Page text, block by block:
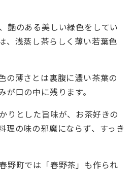
艶のある美しい緑色をしてい
、浅蒸し茶らしく薄い若葉色
の薄さとは裏腹に濃い茶葉の
が口の中に残ります。
りとした旨味が、お茶好きの
理の味の邪魔にならず、すっき
野町では「春野茶」も作られ